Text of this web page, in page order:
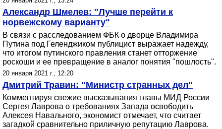
Александр Шмелев: "Лучше перейти к
норвежскому варианту"
В связи с расследованием ФБК о дворце Владимира
Путина под Геленджиком публицист выражает надежду,
что итогом путинского правления станет отторжение
роскоши и ее превращение в аналог понятия "пошлость".
20 января 2021 г., 12:20
Дмитрий Травин: "Министр странных дел"
Комментируя свежие высказывания главы МИД России
Сергея Лаврова о требованиях Запада освободить
Алексея Навального, экономист отмечает, что считает
загадкой сравнительно приличную репутацию Лаврова.